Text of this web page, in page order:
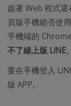
趁著 Web 程式
頁版手機能否使
手機端的
不了線上版 LINE。
要在手機登入
版 APP。